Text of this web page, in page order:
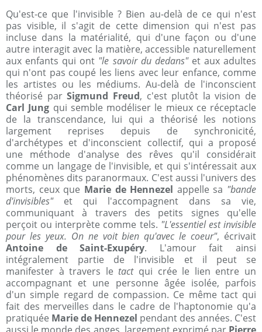
Qu'est-ce que l'invisible ? Bien au-delà de ce qui n'est
pas visible, il s'agit de cette dimension qui n'est pas
incluse dans la matérialité, qui d'une façon ou d'une
autre interagit avec la matière, accessible naturellement
aux enfants qui ont "le savoir du dedans"et aux adultes
qui n'ont pas coupé les liens avec leur enfance, comme
les artistes ou les médiums. Au-delà de l'inconscient
théorisé parSigmund Freud, c'est plutôt la vision de
Carl Jung qui semble modéliser le mieux ce réceptacle
de la transcendance, lui qui a théorisé les notions
largement reprises depuis de synchronicité,
d'archétypes et d'inconscient collectif, qui a proposé
une méthode d'analyse des rêves qu'il considérait
comme un langage de l'invisible, et qui s'intéressait aux
phénomènes dits paranormaux. C'est aussi l'univers des
morts, ceux que Marie de Hennezel appelle sa "bande
d'invisibles"et qui l'accompagnent dans sa vie,
communiquant à travers des petits signes qu'elle
perçoit ou interprète comme tels. "L'essentiel est invisible
pour les yeux. On ne voit bien qu'avec le coeur", écrivait
Antoine de Saint-Exupéry. L'amour fait ainsi
intégralement partie de l'invisible et il peut se
manifester à travers le tactqui crée le lien entre un
accompagnant et une personne âgée isolée, parfois
d'un simple regard de compassion. Ce même tact qui
fait des merveilles dans le cadre de l'haptonomie qu'a
pratiquée Marie de Hennezel pendant des années. C'est